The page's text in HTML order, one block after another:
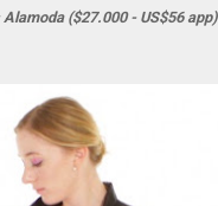
($27.000 - US$56 app)